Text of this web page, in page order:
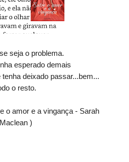
seja o problema.
esperado demais
tenha deixado passar...bem...
o resto.
o amor e a vingança - Sarah
Maclean )